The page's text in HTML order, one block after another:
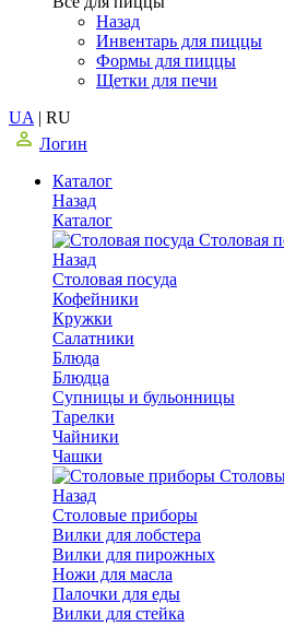
Назад
Инвентарь для пиццы
Формы для пиццы
Щетки для печи
UA | RU
Логин
Каталог
Назад
Каталог
Столовая
Назад
Столовая посуда
Кофейники
Кружки
Салатники
Блюда
Блюдца
Супницы и бульонницы
Тарелки
Чайники
Чашки
Назад
Cтоловые приборы
Вилки для лобстера
Вилки для пирожных
Ножи для масла
Палочки для еды
Вилки для стейка